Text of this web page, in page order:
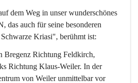
dem Weg in unser wunderschönes
auch für seine besonderen
Kriasi", berühmt ist:
Bregenz Richtung Feldkirch,
Richtung Klaus-Weiler. In der
von Weiler unmittelbar vor